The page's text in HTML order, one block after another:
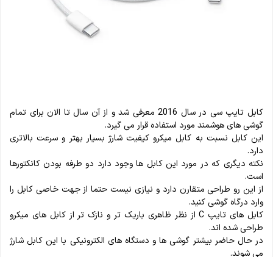
کابل تایپ سی در سال 2016 معرفی شد و از آن سال تا الان برای تمام
گوشی های هوشمند مورد استفاده قرار می گیرد.
این کابل نسبت به کابل میکرو کیفیت شارژ بسیار بهتر و سرعت بالاتری
دارد.
نکته دیگری که در مورد این کابل ها وجود دارد دو طرفه بودن کانکتورها
است.
از این رو طراحی متقارن دارد و نیازی نیست حتما از جهت خاصی کابل را
وارد درگاه گوشی کنید.
کابل های تایپ C از نظر ظاهری باریک تر و نازک تر از کابل های میکرو
طراحی شده اند.
در حال حاضر بیشتر گوشی ها و دستگاه های الکترونیکی با این کابل شارژ
می شوند.